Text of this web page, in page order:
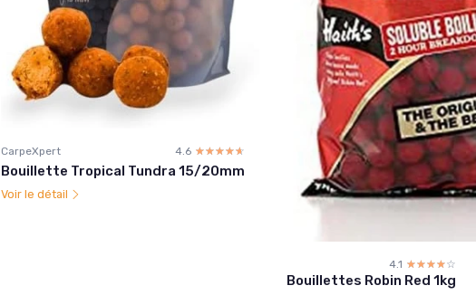
CarpeXpert 4.6 ☆☆☆☆☆
★★★★★
Bouillette Tropical Tundra 15/20mm
Voir le détail
4.1 ☆☆☆☆☆
★★★★★
Bouillettes Robin Red 1kg